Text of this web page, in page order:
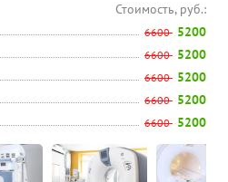
Стоимость, руб.:
6600 5200
6600 5200
6600 5200
6600 5200
6600 5200